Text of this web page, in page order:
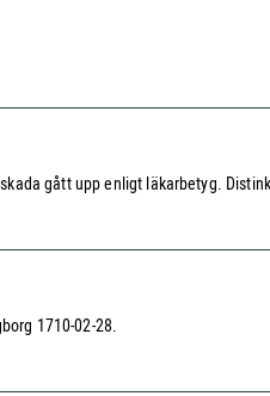
gått upp enligt läkarbetyg.
1710-02-28.